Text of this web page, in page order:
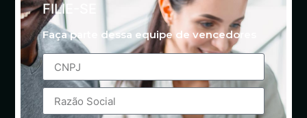
FILIE-SE
Faça parte dessa equipe de vencedores